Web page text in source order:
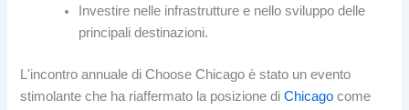
Investire nelle infrastrutture e nello sviluppo delle
principali destinazioni.
L'incontro annuale di Choose Chicago è stato un evento
stimolante che ha riaffermato la posizione diChicago come